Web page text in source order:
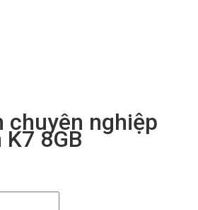
chuyên nghiệp
8GB